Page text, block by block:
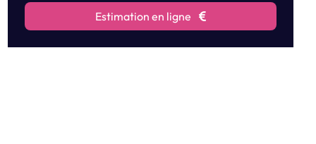
Estimation en ligne